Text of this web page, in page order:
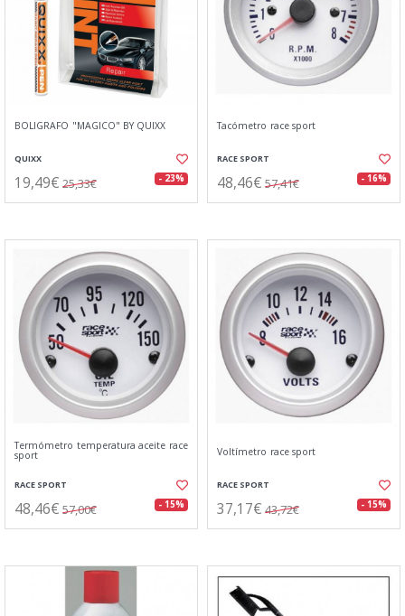
BOLIGRAFO "MAGICO" BY QUIXX
QUIXX
19,49€ 25,33€ - 23%
Tacómetro race sport
RACE SPORT
48,46€ 57,41€ - 16%
Termómetro temperatura aceite race
sport
RACE SPORT
48,46€ 57,00€ - 15%
Voltímetro race sport
RACE SPORT
37,17€ 43,72€ - 15%